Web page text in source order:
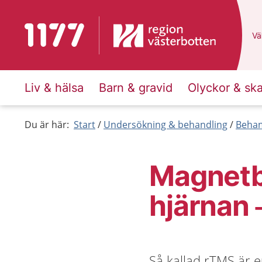
Till startsidan för 1177
Liv & hälsa Barn & gravid Olyckor &
Du är här: Start Undersökning & behandling
hjärnan